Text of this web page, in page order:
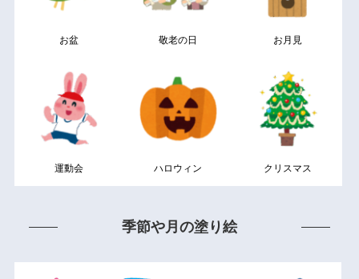
お盆 敬老の日 お月見
運動会 ハロウィン クリスマス
季節や月の塗り絵